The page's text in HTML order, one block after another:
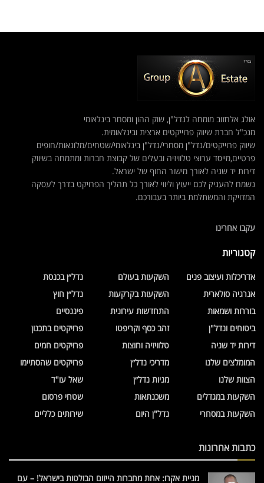
אולג אלחזוב מומחה לנדל"ן, שוק ההון ומסחר בינלאומי
מנכ"ל חברת שיווק פרוייקטים ארצית ובינלאומית.
שיווק פרוייקטים/נדל"ן מסחרי/נדל"ן בינלאומי/שטחים/מלונאות/חופים
פרטיים,מייסד ערוצי טלוויזיה ובעלים של קבוצת חברות ומתמחה בשיווק
דירות יד שניה לאורך מישור החוף של ישראל.
נשמח להעניק לכם ייעוץ וליווי לאורך כל תהליך הפרויקט בדרך לעסקה
המדויקת והמשתלמת ביותר בעבורכם.
עקבו אחרינו
קטגוריות
אדריכלות ועיצוב פנים
אנרגיה סולארית
בוררות ושמאות
ביטוחים ונדל"ן
דירות יד שניה
המומלצים שלנו
הצוות שלנו
השקעות במגדלים
השקעות במסחרי
השקעות בעולם
השקעות בקרקעות
התחדשות עירונית
זהב כסף וקריפטו
טלוויזיה וחוצות
מדריכי נדל״ן
מניות נדל״ן
משכנתאות
נדל"ן היום
נדל״ן בכנסת
נדל״ן חוץ
פיננסיים
פרויקטים בתכנון
פרויקטים חמים
פרויקטים שהסתיימו
שאל עו"ד
שטחי פרסום
שירותים כלליים
כתבות אחרונות
מניית אקרו: אחת מחברות הייזום הבולטות בישראל! – עם